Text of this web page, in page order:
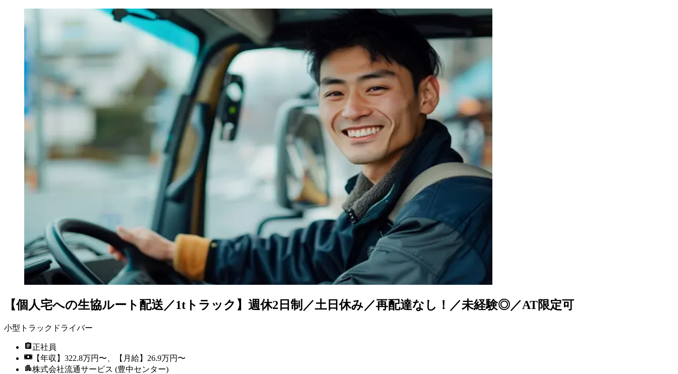
【個人宅への生協ルート配送／1tトラック】週休2日制／土日休み／再配達なし！／未経験◎／AT限定可
小型トラックドライバー
正社員
【年収】322.8万円〜、【月給】26.9万円〜
株式会社流通サービス (豊中センター)